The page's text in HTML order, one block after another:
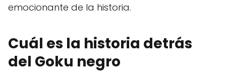
emocionante de la historia.
Cuál es la historia detrás
del Goku negro